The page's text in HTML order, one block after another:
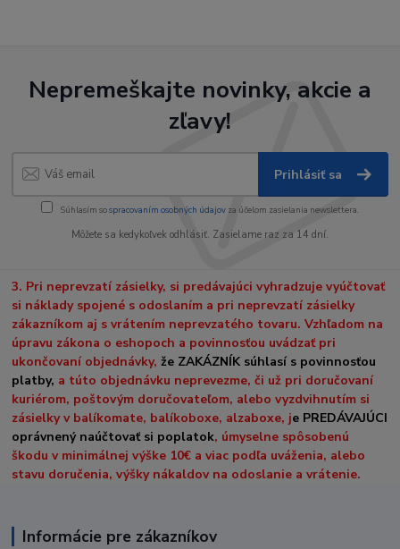
Nepremeškajte novinky, akcie a
zľavy!
Prihlásiť sa
Súhlasím sospracovaním osobných údajov za účelom zasielania newslettera.
Môžete sa kedykoľvek odhlásiť. Zasielame raz za 14 dní.
3. Pri neprevzatí zásielky, si predávajúci vyhradzuje vyúčtovať
si náklady spojené s odoslaním a pri neprevzatí zásielky
zákazníkom aj s vrátením neprevzatého tovaru. Vzhľadom na
úpravu zákona o eshopoch a povinnosťou uvádzať pri
ukončovaní objednávky,že ZAKÁZNÍK súhlasí s povinnosťou
platby, a túto objednávku neprevezme, či už pri doručovaní
kuriérom, poštovým doručovateľom, alebo vyzdvihnutím si
zásielky v balíkomate, balíkoboxe, alzaboxe, je PREDÁVAJÚCI
oprávnený naúčtovať si poplatok, úmyselne spôsobenú
škodu v minimálnej výške 10€ a viac podľa uváženia, alebo
stavu doručenia, výšky nákaldov na odoslanie a vrátenie.
Informácie pre zákazníkov